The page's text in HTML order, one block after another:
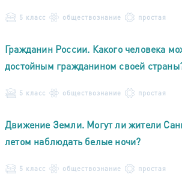
5 класс обществознание простая
Гражданин России. Какого человека
достойным гражданином своей
5 класс обществознание простая
Движение Земли. Могут ли жители
летом наблюдать белые ночи?
5 класс обществознание простая